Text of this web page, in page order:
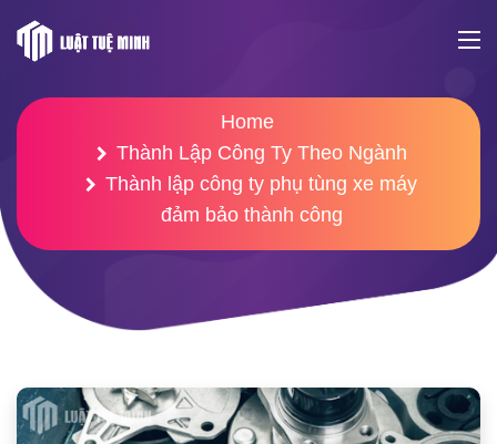
Home
Thành Lập Công Ty Theo Ngành
Thành lập công ty phụ tùng xe máy
đảm bảo thành công